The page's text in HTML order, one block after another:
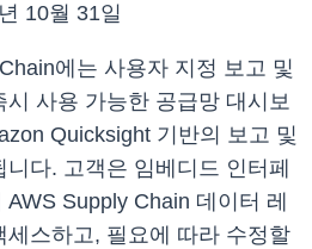
10월 31일
에는 사용자 지정 보고 및
시 사용 가능한 공급망 대시보
Quicksight 기반의 보고 및
다. 고객은 임베디드 인터페
Supply Chain 데이터 레
세스하고, 필요에 따라 수정할